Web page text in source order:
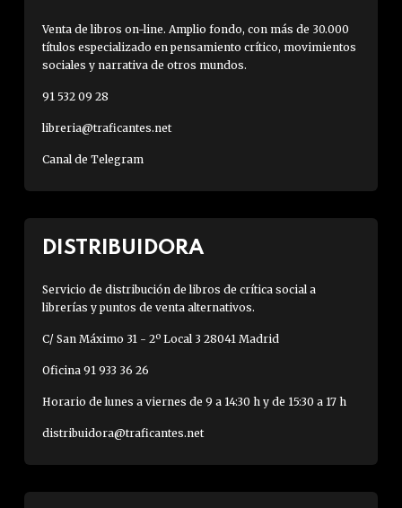
Venta de libros on-line. Amplio fondo, con más de 30.000
títulos especializado en pensamiento crítico, movimientos
sociales y narrativa de otros mundos.
91 532 09 28
libreria@traficantes.net
Canal de Telegram
DISTRIBUIDORA
Servicio de distribución de libros de crítica social a
librerías y puntos de venta alternativos.
C/ San Máximo 31 - 2º Local 3 28041 Madrid
Oficina 91 933 36 26
Horario de lunes a viernes de 9 a 14:30 h y de 15:30 a 17 h
distribuidora@traficantes.net